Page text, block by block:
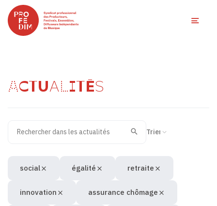
ACTUALITÉS
Recherche
Valider
social égalité retraite
innovation assurance chômage